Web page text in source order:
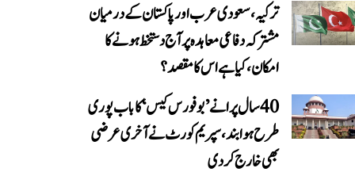
ترکیہ، سعودی عرب اور پاکستان کے درمیان
مشترکہ دفاعی معاہدہ پر آج دستخط ہونے کا
امکان، کیا ہے اس کا مقصد؟
40 سال پرانے ’بوفورس کیس‘ کا باب پوری
طرح ہوا بند، سپریم کورٹ نے آخری عرضی
بھی خارج کر دی